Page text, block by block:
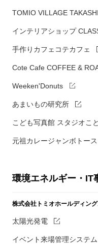
TOMIO VILLAGE
インテリアショップ
手作りカフェコテカフェ
Cote Cafe COFFEE &
Weeken'Donuts
あまいもの研究所
こども写真館 スタジオこ
元祖カレージャンボトー
環境エネルギー・IT
株式会社トミオホールディン
太陽光発電
イベント来場管理システ